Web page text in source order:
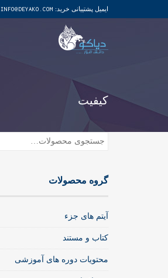
ایمیل پشتیبانی خرید: INFO@DEYAKO.COM
کیفیت
گروه محصولات
آیتم های جزء
کتاب و مستند
محتویات دوره های آموزشی